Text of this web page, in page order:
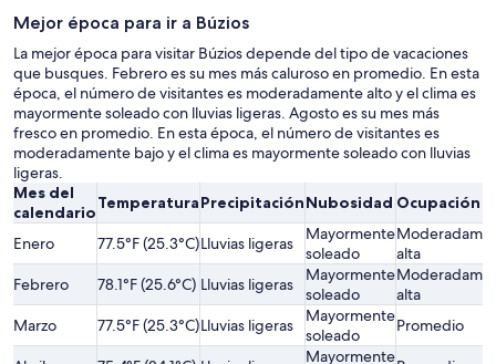
Mejor época para ir a Búzios
La mejor época para visitar Búzios depende del tipo de vacaciones
que busques. Febrero es su mes más caluroso en promedio. En esta
época, el número de visitantes es moderadamente alto y el clima es
mayormente soleado con lluvias ligeras. Agosto es su mes más
fresco en promedio. En esta época, el número de visitantes es
moderadamente bajo y el clima es mayormente soleado con lluvias
ligeras.
Mes del
calendarioTemperaturaPrecipitaciónNubosidad Ocupación
Enero 77.5°F (25.3°C)Lluvias ligeras
Mayormente
soleado
alta
Febrero
78.1°F (25.6°C) Lluvias ligeras
Mayormente
soleado
alta
Marzo
77.5°F (25.3°C)Lluvias ligeras
Mayormente
soleado
Promedio
Mayormente